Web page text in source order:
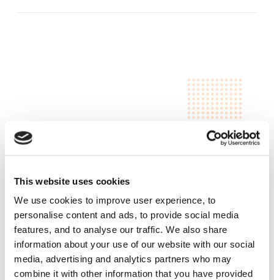
This website uses cookies
We use cookies to improve user experience, to
personalise content and ads, to provide social media
features, and to analyse our traffic. We also share
information about your use of our website with our social
media, advertising and analytics partners who may
combine it with other information that you have provided